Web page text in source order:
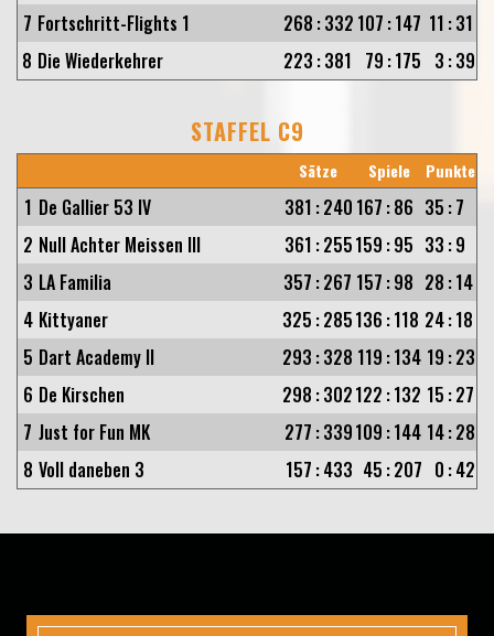
7 Fortschritt-Flights 1 268 :332 107 :147 11 :31
8 Die Wiederkehrer 223 :381 79 :175 3 :39
STAFFEL C9
Sätze Spiele Punkte
1 De Gallier 53 IV 381 :240 167 :86 35 :7
2 Null Achter Meissen III 361 :255159 :95 33 :9
3 LA Familia 357 :267 157 :98 28 :14
4 Kittyaner 325 :285136 :118 24:18
5 Dart Academy II 293 :328 119 :134 19 :23
6 De Kirschen 298 :302122 :132 15 :27
7 Just for Fun MK 277 :339109 :144 14:28
8 Voll daneben 3 157 :433 45 :207 0 :42